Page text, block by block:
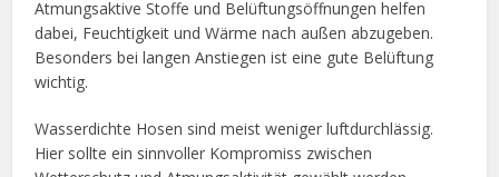
Atmungsaktive Stoffe und Belüftungsöffnungen helfen
dabei, Feuchtigkeit und Wärme nach außen abzugeben.
Besonders bei langen Anstiegen ist eine gute Belüftung
wichtig.
Wasserdichte Hosen sind meist weniger luftdurchlässig.
Hier sollte ein sinnvoller Kompromiss zwischen